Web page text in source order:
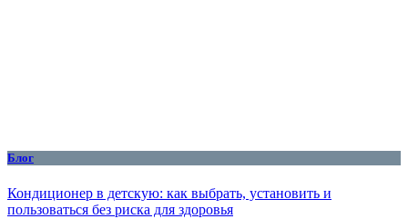
Блог
Кондиционер в детскую: как выбрать, установить и
пользоваться без риска для здоровья